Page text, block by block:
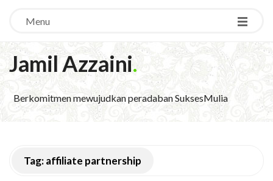
Menu
Jamil Azzaini.
Berkomitmen mewujudkan peradaban SuksesMulia
Tag:affiliate partnership